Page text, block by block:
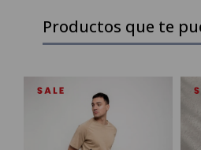
Productos que te